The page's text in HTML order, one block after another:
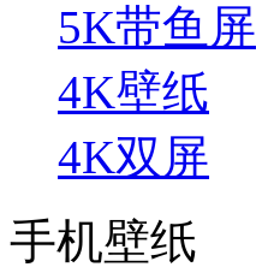
5K带鱼屏
4K壁纸
4K双屏
手机壁纸